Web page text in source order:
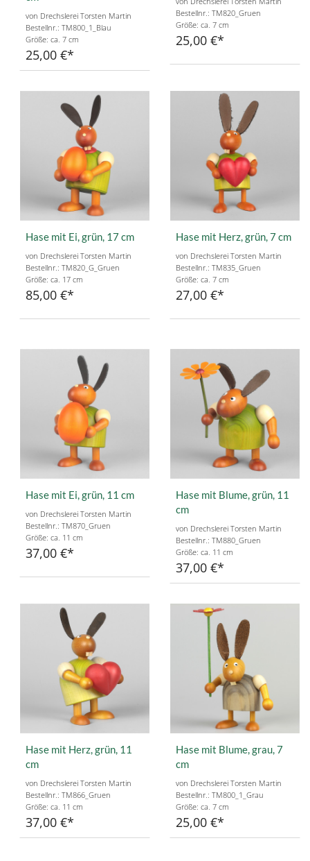
von Drechslerei Torsten Martin
Bestellnr.: TM800_1_Blau
Größe: ca. 7 cm
25,00 €
Bestellnr.: TM820_Gruen
Größe: ca. 7 cm
25,00 €
Hase mit Ei, grün, 17 cm
von Drechslerei Torsten Martin
Bestellnr.: TM820_G_Gruen
Größe: ca. 17 cm
85,00 €
Hase mit Herz, grün, 7 cm
von Drechslerei Torsten Martin
Bestellnr.: TM835_Gruen
Größe: ca. 7 cm
27,00 €
Hase mit Ei, grün, 11 cm
von Drechslerei Torsten Martin
Bestellnr.: TM870_Gruen
Größe: ca. 11 cm
37,00 €
Hase mit Blume, grün, 11
cm
von Drechslerei Torsten Martin
Bestellnr.: TM880_Gruen
Größe: ca. 11 cm
37,00 €
Hase mit Herz, grün, 11
cm
von Drechslerei Torsten Martin
Bestellnr.: TM866_Gruen
Größe: ca. 11 cm
37,00 €
Hase mit Blume, grau, 7
cm
von Drechslerei Torsten Martin
Bestellnr.: TM800_1_Grau
Größe: ca. 7 cm
25,00 €